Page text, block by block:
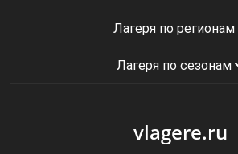
Лагеря по регионам
Лагеря по сезонам
vlagere.ru